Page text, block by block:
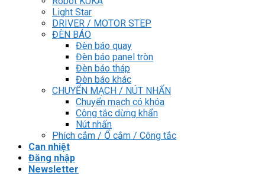
Light Star
DRIVER / MOTOR STEP
ĐÈN BÁO
Đèn báo quay
Đèn báo panel tròn
Đèn báo tháp
Đèn báo khác
CHUYỂN MẠCH / NÚT NHẤN
Chuyển mạch có khóa
Công tắc dừng khẩn
Nút nhấn
Phích cắm / Ổ cắm / Công tắc
Can nhiệt
Đăng nhập
Newsletter